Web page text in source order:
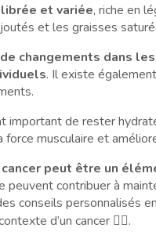
et variée, riche en
et les graisses
changements dans
. Il existe
important de rester
musculaire et
peut être un
contribuer à
conseils personnalisés
d’un cancer 🧑‍⚕️.